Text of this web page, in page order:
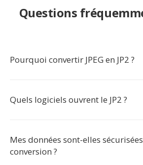
Questions
Pourquoi convertir JPEG en JP2 ?
Quels logiciels ouvrent le JP2 ?
Mes données sont-elles
conversion ?